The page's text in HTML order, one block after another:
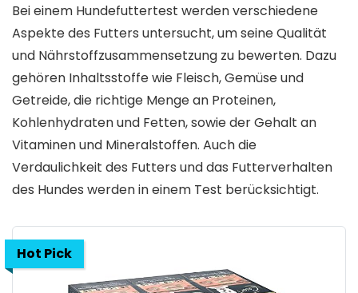
Bei einem Hundefuttertest werden verschiedene
Aspekte des Futters untersucht, um seine Qualität
und Nährstoffzusammensetzung zu bewerten. Dazu
gehören Inhaltsstoffe wie Fleisch, Gemüse und
Getreide, die richtige Menge an Proteinen,
Kohlenhydraten und Fetten, sowie der Gehalt an
Vitaminen und Mineralstoffen. Auch die
Verdaulichkeit des Futters und das Futterverhalten
des Hundes werden in einem Test berücksichtigt.
Hot Pick